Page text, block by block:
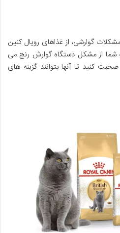
گوارشی، از غذاهای رویال کنین
شما از مشکل دستگاه گوارش رنج می
کنید تا آنها بتوانند گزینه های